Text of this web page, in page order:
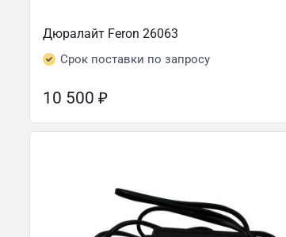
Дюралайт Feron 26063
Срок поставки по запросу
10 500 ₽